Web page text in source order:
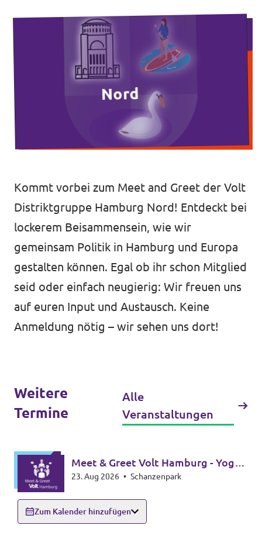
Triff uns an Infoständen!
Mache bei uns mit!
Deine Spende für Volt!
Hamburger Fraktionen
Jetzt mitmachen!
Transparenz
Kommt vorbei zum Meet and Greet der Volt
Distriktgruppe Hamburg Nord! Entdeckt bei
lockerem Beisammensein, wie wir
gemeinsam Politik in Hamburg und Europa
gestalten können. Egal ob ihr schon Mitglied
seid oder einfach neugierig: Wir freuen uns
auf euren Input und Austausch. Keine
Anmeldung nötig – wir sehen uns dort!
Weitere
Termine
Alle
Veranstaltungen
Meet & Greet Volt Hamburg - Yoga
Edition
23. Aug 2026 • Schanzenpark
Zum Kalender hinzufügen